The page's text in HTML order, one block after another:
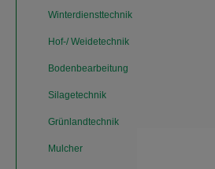
Winterdiensttechnik
Hof-/ Weidetechnik
Bodenbearbeitung
Silagetechnik
Grünlandtechnik
Mulcher